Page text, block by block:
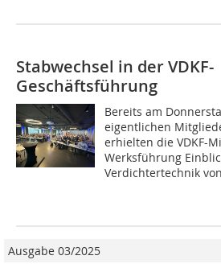
Stabwechsel in der VDKF-
Geschäftsführung
Bereits am
eigentlichen
erhielten die VDKF-
Werksführung
Verdichtertechnik
Ausgabe 03/2025